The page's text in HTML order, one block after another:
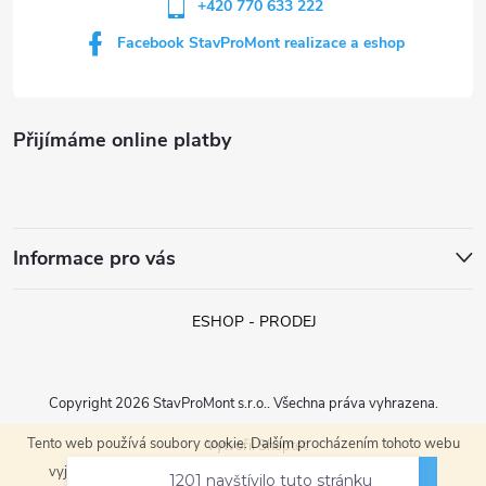
Tento web používá soubory cookie. Dalším procházením tohoto webu
vyjadřujete souhlas s jejich používáním.
ROZUMÍM
Přijímáme online platby
Informace pro vás
+420 770 633 222
Facebook StavProMont realizace a eshop
ESHOP - PRODEJ
Vytvořil Shoptet
Copyright 2026 StavProMont s.r.o.. Všechna práva vyhrazena.
1201 navštívilo tuto stránku